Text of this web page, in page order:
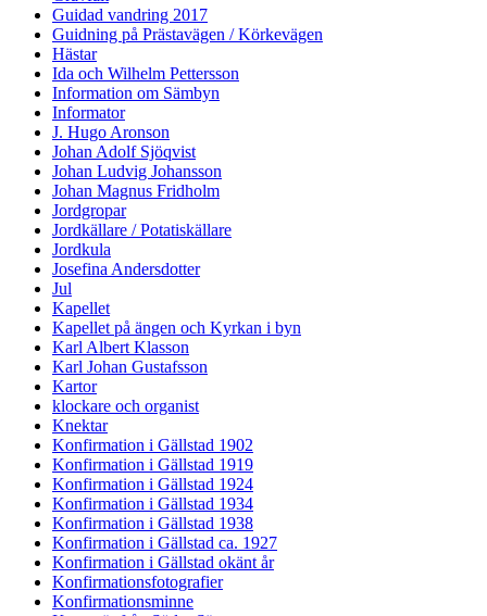
Guidad vandring 2017
Guidning på Prästavägen / Körkevägen
Hästar
Ida och Wilhelm Pettersson
Information om Sämbyn
Informator
J. Hugo Aronson
Johan Adolf Sjöqvist
Johan Ludvig Johansson
Johan Magnus Fridholm
Jordgropar
Jordkällare / Potatiskällare
Jordkula
Josefina Andersdotter
Jul
Kapellet
Kapellet på ängen och Kyrkan i byn
Karl Albert Klasson
Karl Johan Gustafsson
Kartor
klockare och organist
Knektar
Konfirmation i Gällstad 1902
Konfirmation i Gällstad 1919
Konfirmation i Gällstad 1924
Konfirmation i Gällstad 1934
Konfirmation i Gällstad 1938
Konfirmation i Gällstad ca. 1927
Konfirmation i Gällstad okänt år
Konfirmationsfotografier
Konfirmationsminne